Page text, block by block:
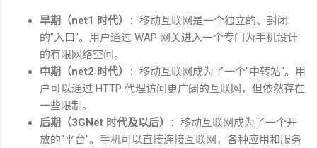
早期（net1 时代）
：移动互联网是一个独立的、封闭
的" 入口"。用户通过 WAP 网关进入一个专门为手机设计
的有限网络空间。
中期（net2 时代） ：移动互联网成为了一个"中转站"。用
户可以通过 HTTP 代理访问更广阔的互联网，但依然存在
一些限制。
后期（3GNet 时代及以后）
：移动互联网成为了一个开
放的"平台"。手机可以直接连接互联网，各种应用和服务